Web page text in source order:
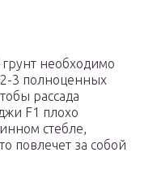
необходимо
2-3 полноценных
рассада
F1 плохо
стебле,
повлечет за собой